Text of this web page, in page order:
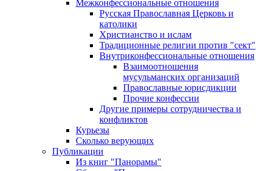
Межконфессиональные отношения
Русская Православная Церковь и
католики
Христианство и ислам
Традиционные религии против "сект"
Внутриконфессиональные отношения
Взаимоотношения
мусульманских организаций
Православные юрисдикции
Прочие конфессии
Другие примеры сотрудничества и
конфликтов
Курьезы
Сколько верующих
Публикации
Из книг "Панорамы"